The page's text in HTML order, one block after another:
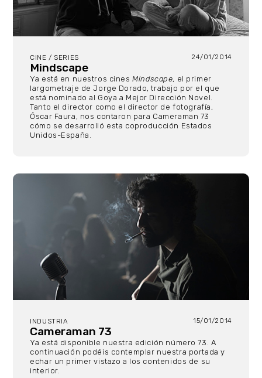
CINE / SERIES 24/01/2014
Mindscape
Ya está en nuestros cinesMindscape, el primer
largometraje de Jorge Dorado, trabajo por el que
está nominado al Goya a Mejor Dirección Novel.
Tanto el director como el director de fotografía,
Óscar Faura, nos contaron para Cameraman 73
cómo se desarrolló esta coproducción Estados
Unidos-España.
INDUSTRIA 15/01/2014
Cameraman 73
Ya está disponible nuestra edición número 73. A
continuación podéis contemplar nuestra portada y
echar un primer vistazo a los contenidos de su
interior.